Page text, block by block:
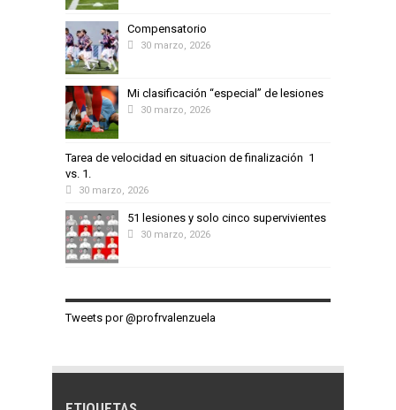
Compensatorio
30 marzo, 2026
Mi clasificación “especial” de lesiones
30 marzo, 2026
Tarea de velocidad en situacion de finalización 1
vs. 1.
30 marzo, 2026
51 lesiones y solo cinco supervivientes
30 marzo, 2026
Tweets por @profrvalenzuela